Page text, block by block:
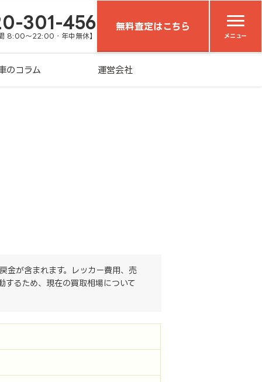
301-456
8:00～22:00・年中無休】
無料査定はこちら
メニュー
のコラム 運営会社
金が含まれます。レッカー費用、売
するため、現在の買取相場について